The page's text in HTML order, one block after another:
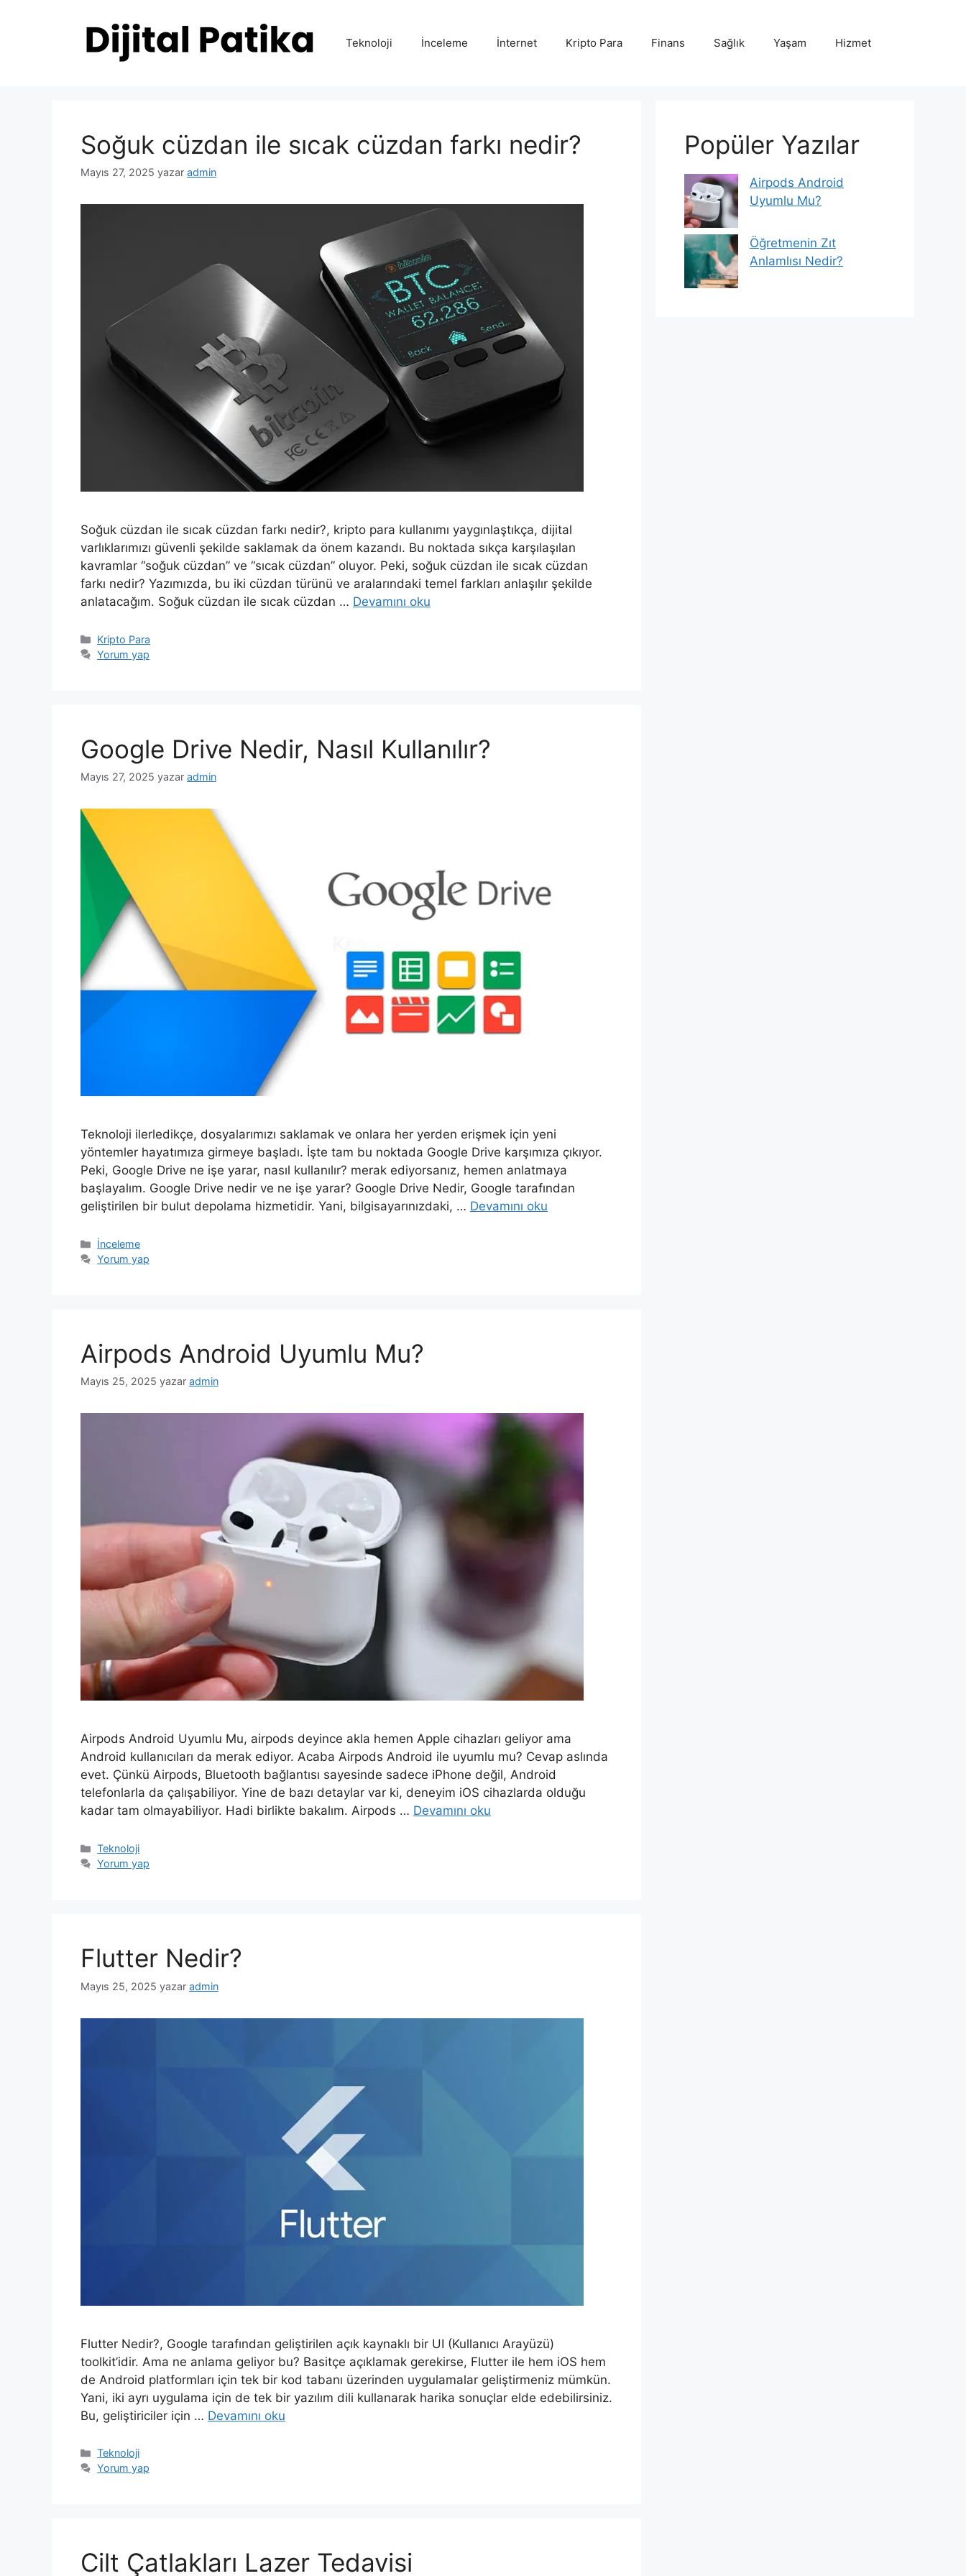
Teknoloji İnceleme İnternet Kripto Para Finans Sağlık Yaşam Hizmet
Soğuk cüzdan ile sıcak cüzdan farkı nedir?
Mayıs 27, 2025 yazar admin
Soğuk cüzdan ile sıcak cüzdan farkı nedir?, kripto para kullanımı yaygınlaştıkça, dijital
varlıklarımızı güvenli şekilde saklamak da önem kazandı. Bu noktada sıkça karşılaşılan
kavramlar “soğuk cüzdan” ve “sıcak cüzdan” oluyor. Peki, soğuk cüzdan ile sıcak cüzdan
farkı nedir? Yazımızda, bu iki cüzdan türünü ve aralarındaki temel farkları anlaşılır şekilde
anlatacağım. Soğuk cüzdan ile sıcak cüzdan … Devamını oku
Kategoriler
Kripto Para
Yorum yap
Google Drive Nedir, Nasıl Kullanılır?
Mayıs 27, 2025 yazar admin
Teknoloji ilerledikçe, dosyalarımızı saklamak ve onlara her yerden erişmek için yeni
yöntemler hayatımıza girmeye başladı. İşte tam bu noktada Google Drive karşımıza çıkıyor.
Peki, Google Drive ne işe yarar, nasıl kullanılır? merak ediyorsanız, hemen anlatmaya
başlayalım. Google Drive nedir ve ne işe yarar? Google Drive Nedir, Google tarafından
geliştirilen bir bulut depolama hizmetidir. Yani, bilgisayarınızdaki, … Devamını oku
Kategoriler
İnceleme
Yorum yap
Airpods Android Uyumlu Mu?
Mayıs 25, 2025 yazar admin
Airpods Android Uyumlu Mu, airpods deyince akla hemen Apple cihazları geliyor ama
Android kullanıcıları da merak ediyor. Acaba Airpods Android ile uyumlu mu? Cevap aslında
evet. Çünkü Airpods, Bluetooth bağlantısı sayesinde sadece iPhone değil, Android
telefonlarla da çalışabiliyor. Yine de bazı detaylar var ki, deneyim iOS cihazlarda olduğu
kadar tam olmayabiliyor. Hadi birlikte bakalım. Airpods … Devamını oku
Kategoriler
Teknoloji
Yorum yap
Flutter Nedir?
Mayıs 25, 2025 yazar admin
Flutter Nedir?, Google tarafından geliştirilen açık kaynaklı bir UI (Kullanıcı Arayüzü)
toolkit’idir. Ama ne anlama geliyor bu? Basitçe açıklamak gerekirse, Flutter ile hem iOS hem
de Android platformları için tek bir kod tabanı üzerinden uygulamalar geliştirmeniz mümkün.
Yani, iki ayrı uygulama için de tek bir yazılım dili kullanarak harika sonuçlar elde edebilirsiniz.
Bu, geliştiriciler için … Devamını oku
Kategoriler
Teknoloji
Yorum yap
Cilt Çatlakları Lazer Tedavisi
Popüler Yazılar
Airpods Android
Uyumlu Mu?
Öğretmenin Zıt
Anlamlısı Nedir?